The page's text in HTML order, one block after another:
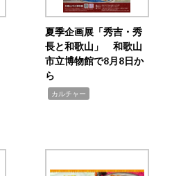
夏季企画展「秀吉・秀
長と和歌山」 和歌山
市立博物館で8月8日か
ら
カルチャー